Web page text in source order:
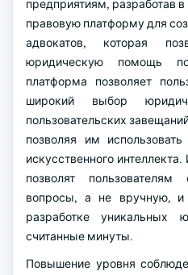
предприятиям, разработав
правовую платформу для
адвокатов, которая
юридическую помощь
платформа позволяет
широкий выбор
пользовательских
позволяя им
искусственного
позволят
вопросы, а не вручную,
разработке уникальных
считанные минуты.
Повышение уровня